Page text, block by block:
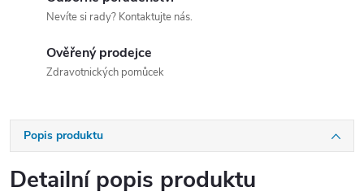
Nevíte si rady? Kontaktujte nás.
Ověřený prodejce
Zdravotnických pomůcek
Popis produktu
Detailní popis produktu